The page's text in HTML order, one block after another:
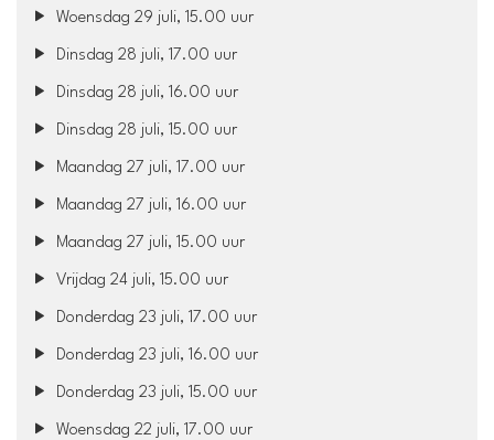
Woensdag 29 juli, 15.00 uur
Dinsdag 28 juli, 17.00 uur
Dinsdag 28 juli, 16.00 uur
Dinsdag 28 juli, 15.00 uur
Maandag 27 juli, 17.00 uur
Maandag 27 juli, 16.00 uur
Maandag 27 juli, 15.00 uur
Vrijdag 24 juli, 15.00 uur
Donderdag 23 juli, 17.00 uur
Donderdag 23 juli, 16.00 uur
Donderdag 23 juli, 15.00 uur
Woensdag 22 juli, 17.00 uur